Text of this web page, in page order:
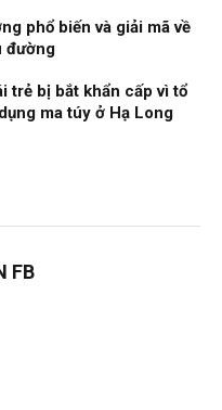
phổ biến và giải mã về
đường
trẻ bị bắt khẩn cấp vì tổ
ma túy ở Hạ Long
FB